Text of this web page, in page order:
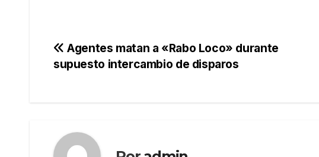
Navegación
de
Agentes matan a «Rabo Loco» durante
supuesto intercambio de disparos